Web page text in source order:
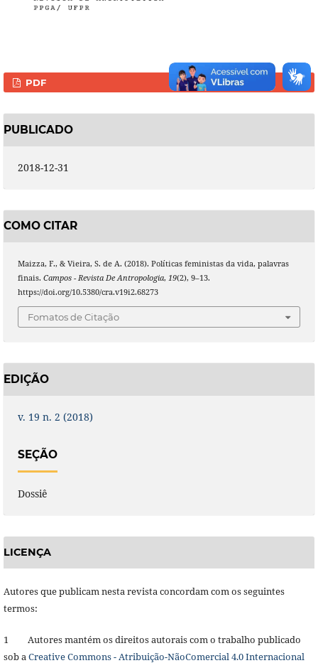
PDF
PUBLICADO
2018-12-31
COMO CITAR
Maizza, F., & Vieira, S. de A. (2018). Políticas feministas da vida, palavras
finais. Campos - Revista De Antropologia, 19(2), 9–13.
https://doi.org/10.5380/cra.v19i2.68273
Fomatos de Citação
EDIÇÃO
v. 19 n. 2 (2018)
SEÇÃO
Dossiê
LICENÇA
Autores que publicam nesta revista concordam com os seguintes
termos:
1 Autores mantém os direitos autorais com o trabalho publicado
sob aCreative Commons - Atribuição-NãoComercial 4.0 Internacional